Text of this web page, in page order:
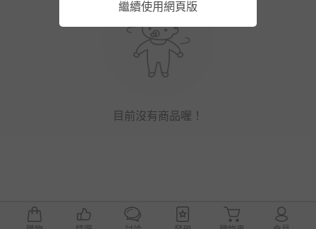
目前沒有商品喔！
繼續使用網頁版